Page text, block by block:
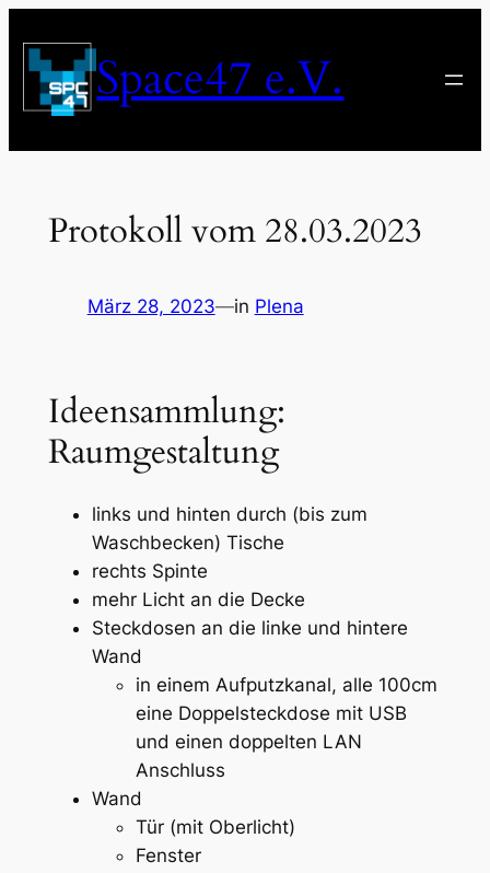
Inhalt
springen
Space47 e.V.
Protokoll vom 28.03.2023
März 28, 2023—in Plena
Ideensammlung:
Raumgestaltung
links und hinten durch (bis zum
Waschbecken) Tische
rechts Spinte
mehr Licht an die Decke
Steckdosen an die linke und hintere
Wand
in einem Aufputzkanal, alle 100cm
eine Doppelsteckdose mit USB
und einen doppelten LAN
Anschluss
Wand
Tür (mit Oberlicht)
Fenster